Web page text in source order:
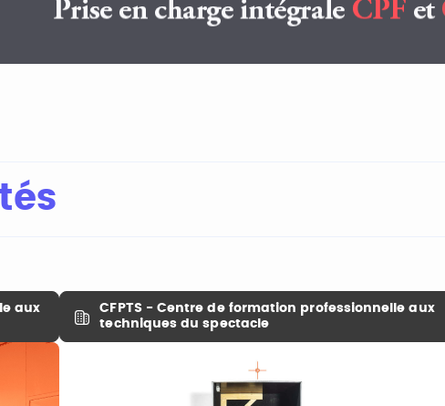
aux
CFPTS - Centre de formation professionnelle aux
techniques du spectacle